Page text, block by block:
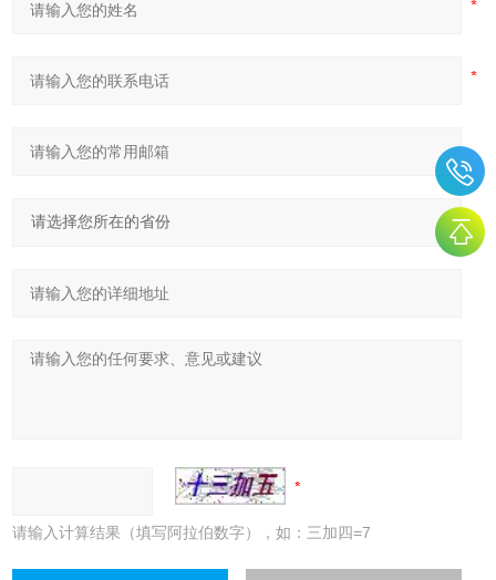
请输入计算结果（填写阿拉伯数字），如：三加四=7